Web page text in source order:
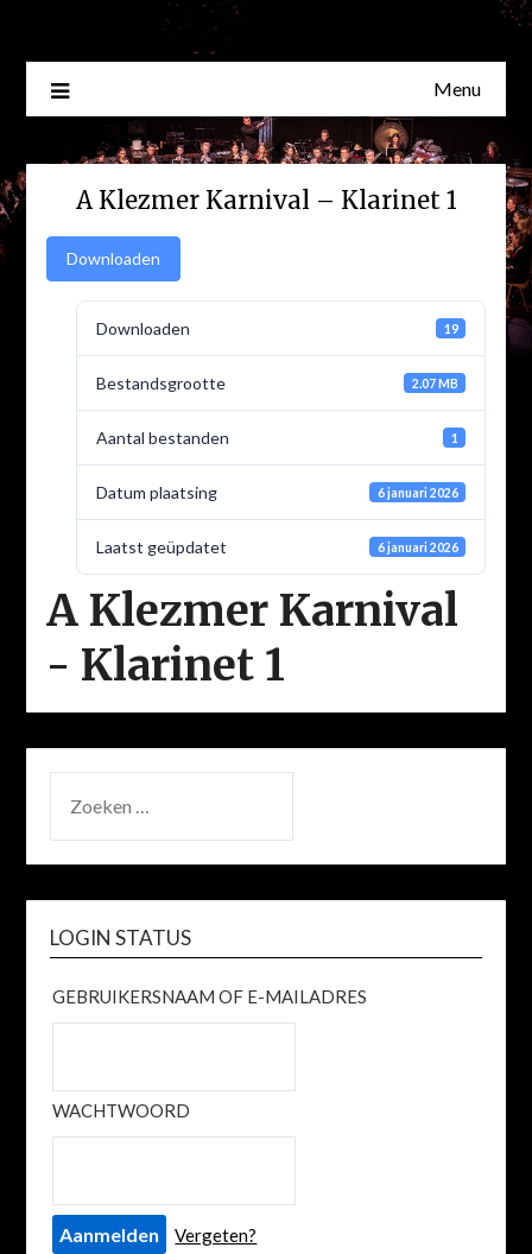
Menu
A Klezmer Karnival – Klarinet 1
Downloaden
Downloaden 19
Bestandsgrootte 2.07 MB
Aantal bestanden 1
Datum plaatsing 6 januari 2026
Laatst geüpdatet 6 januari 2026
A Klezmer Karnival
- Klarinet 1
NAAR:
LOGIN STATUS
GEBRUIKERSNAAM OF E-MAILADRES
WACHTWOORD
Vergeten?